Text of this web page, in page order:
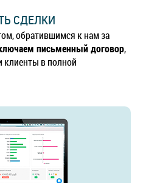
СДЕЛКИ
обратившимся к нам за
письменный договор,
клиенты в полной